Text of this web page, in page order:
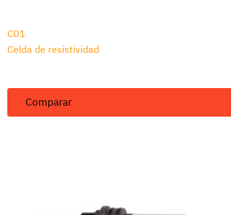
C01
Celda de resistividad
Comparar